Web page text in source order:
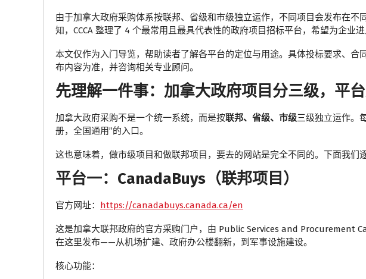
由于加拿大政府采购体系按联邦、省级和市级独立运作，不同项目会发布在不
知，CCCA 整理了 4 个最常用且最具代表性的政府项目招标平台，希望为企业
本文仅作为入门导览，帮助读者了解各平台的定位与用途。具体投标要求、合
布内容为准，并咨询相关专业顾问。
先理解一件事：加拿大政府项目分三级，平
加拿大政府采购不是一个统一系统，而是按联邦、省级、市级三级独立运作。
册，全国通用”的入口。
这也意味着，做市级项目和做联邦项目，要去的网站是完全不同的。下面我们
平台一：CanadaBuys（联邦项目）
官方网址： https://canadabuys.canada.ca/en
这是加拿大联邦政府的官方采购门户，由 Public Services and Procurement
在这里发布——从机场扩建、政府办公楼翻新，到军事设施建设。
核心功能：